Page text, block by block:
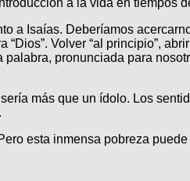
a Isaías. Deberíamos
Volver “al principio”,
pronunciada para
más que un ídolo. Los
esta inmensa pobreza